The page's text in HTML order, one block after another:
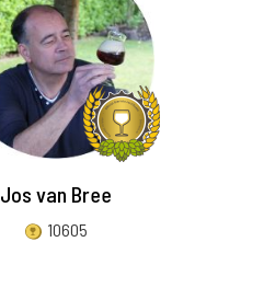
Jos van Bree
10605